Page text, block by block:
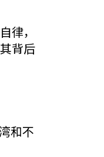
律，
背后
和不